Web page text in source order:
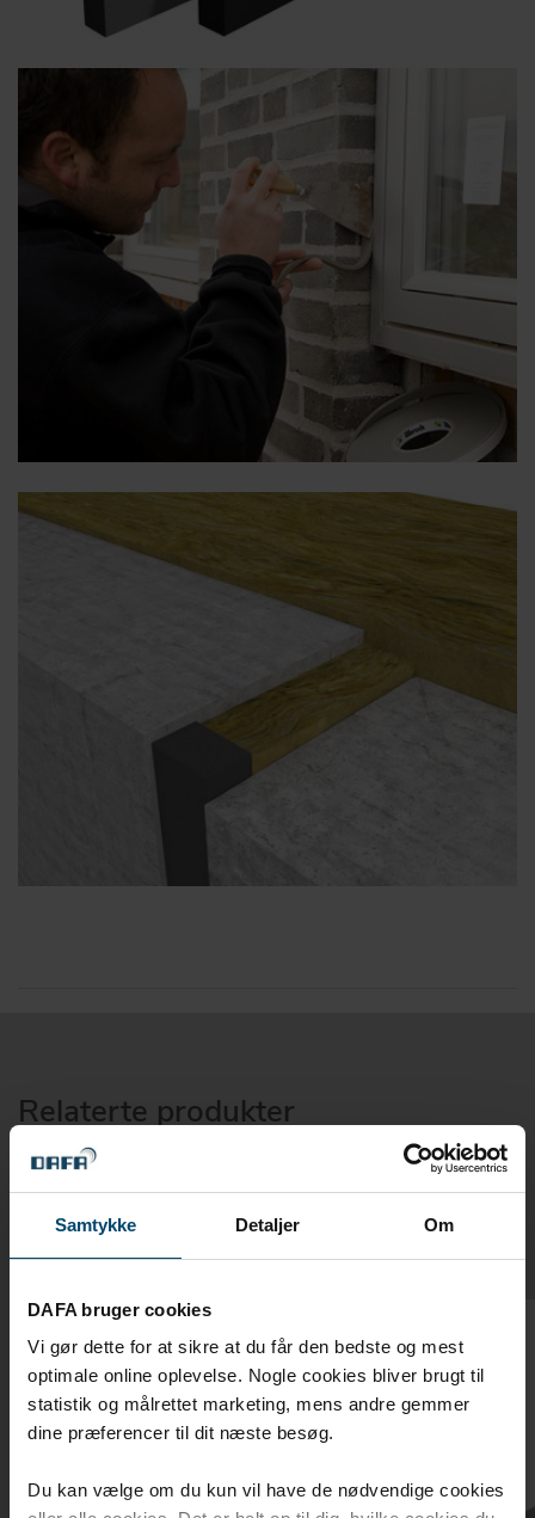
Samtykke Detaljer Om
DAFA bruger cookies
Vi gør dette for at sikre at du får den bedste og mest
optimale online oplevelse. Nogle cookies bliver brugt til
statistik og målrettet marketing, mens andre gemmer
dine præferencer til dit næste besøg.
Du kan vælge om du kun vil have de nødvendige cookies
Relaterte produkter
Relaterte produkter for DAFA Flex
600 fugebånd